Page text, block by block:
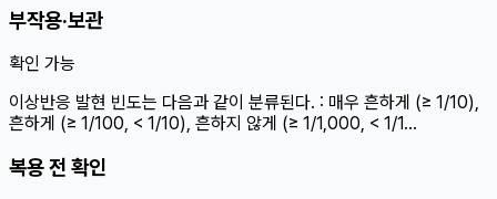
부작용·보관
확인 가능
이상반응 발현 빈도는 다음과 같이 분류된다. : 매우 흔하게 (≥ 1/10),
흔하게 (≥ 1/100, < 1/10), 흔하지 않게 (≥ 1/1,000, < 1/1…
복용 전 확인